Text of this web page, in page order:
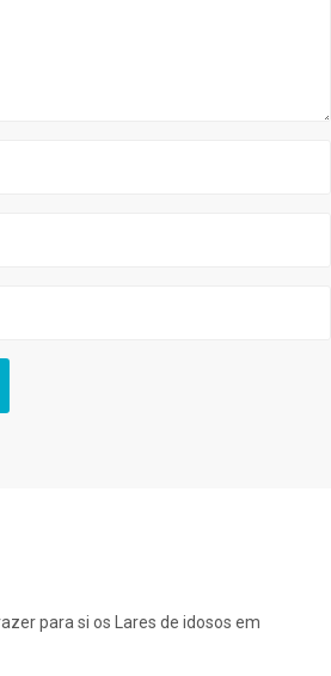
para si os Lares de idosos em